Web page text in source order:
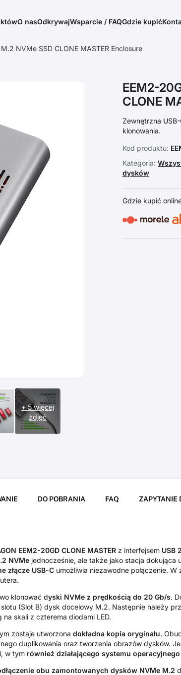
O nasOdkrywajWsparcie / FAQGdzie kupić
NVMe SSD CLONE MASTER Enclosure
+ 5 więcej
zdjęć
EEM2-
CLONE
Zewnętrzna
klonowania.
Kod produktu:
Kategoria:
dysków
Gdzie kupić
DO POBRANIA FAQ ZAPYTANIE
EEM2-20GD CLONE MASTER z interfejsem USB
NVMe jednocześnie, ale także jako stacja dokująca
złącze USB-C umożliwia niezawodne połączenie.
klonować dyski NVMe z prędkością do 20 Gb/s.
(Slot B) dysk docelowy M.2. Następnie należy
skali z czterema diodami LED.
zostaje utworzona dokładna kopia oryginału.
duplikowania oraz tworzenia obrazów dysków.
w tym również działającego systemu operacyjnego
obu zamontowanych dysków NVMe M.2